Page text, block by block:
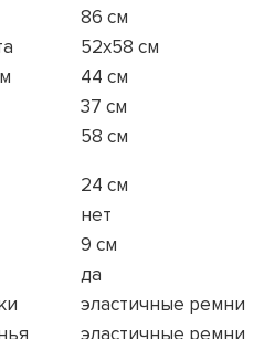
86 см
52x58 см
44 см
37 см
58 см
24 см
нет
9 см
да
эластичные ремни
эластичные ремни